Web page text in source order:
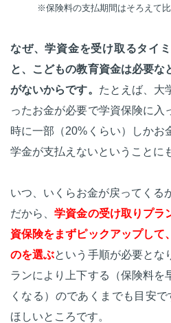
※保険料の支払期間はそろえて比
なぜ、学資金を受け取るタイ
と、こどもの教育資金は必要な
がないからです。 たとえば、大
ったお金が必要で学資保険に入
時に一部（20%くらい）しかお
学金が支払えないということに
いつ、いくらお金が戻ってくる
だから、学資金の受け取りプラ
資保険をまずピックアップして
のを選ぶという手順が必要とな
ランにより上下する（保険料を
くなる）のであくまでも目安
ほしいところです。